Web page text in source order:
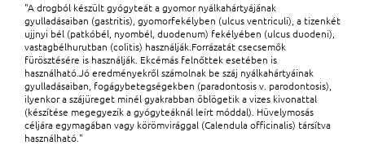
"A drogból készült gyógyteát a gyomor nyálkahártyájának
gyulladásaiban (gastritis), gyomorfekélyben (ulcus ventriculi), a tizenkét
ujjnyi bél (patkóbél, nyombél, duodenum) fekélyében (ulcus duodeni),
vastagbélhurutban (colitis) használják.Forrázatát csecsemők
fürösztésére is használják. Ekcémás felnőttek esetében is
használható.Jó eredményekről számolnak be száj nyálkahártyáinak
gyulladásaiban, fogágybetegségekben (paradontosis v. parodontosis),
ilyenkor a szájüreget minél gyakrabban öblögetik a vizes kivonattal
(készítése megegyezik a gyógyteáknál leírt móddal). Hüvelymosás
céljára egymagában vagy körömvirággal (Calendula officinalis) társítva
használható."